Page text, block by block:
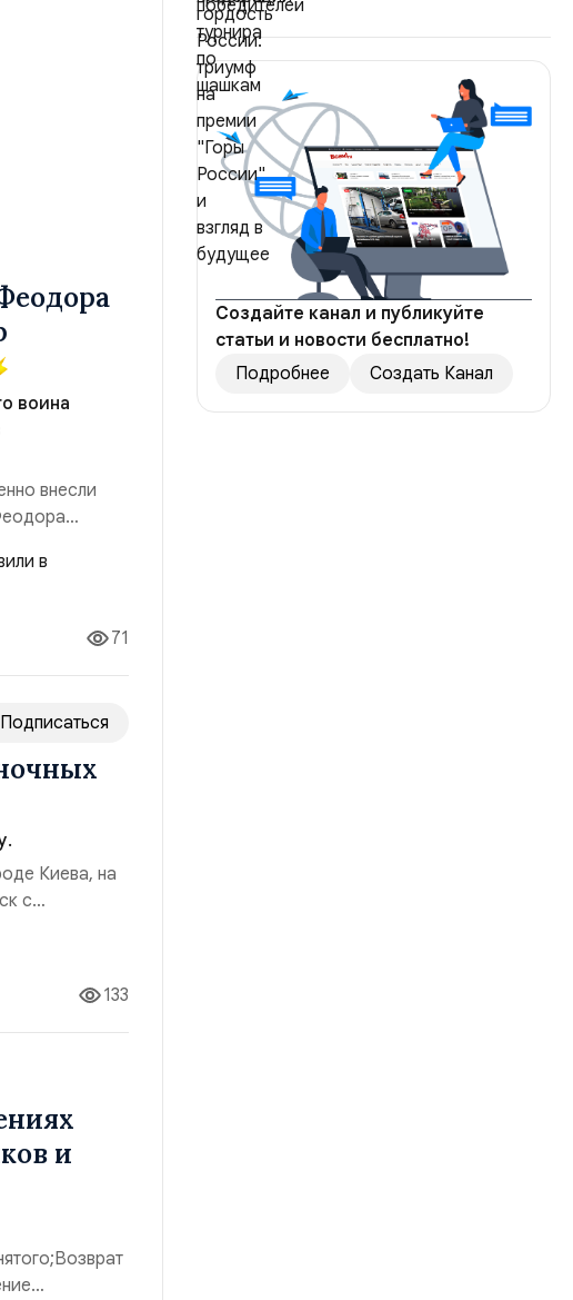
воина
внесли
г...
71
Подписаться
Киева, на
с
для
133
и
Создайте канал и публикуйте
статьи и новости бесплатно!
Подробнее
Создать Канал